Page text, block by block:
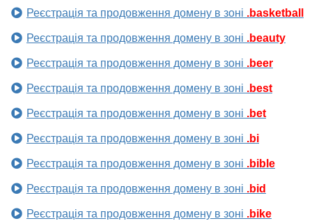
Реєстрація та продовження домену в зоні .basketball
Реєстрація та продовження домену в зоні .beauty
Реєстрація та продовження домену в зоні .beer
Реєстрація та продовження домену в зоні .best
Реєстрація та продовження домену в зоні .bet
Реєстрація та продовження домену в зоні .bi
Реєстрація та продовження домену в зоні .bible
Реєстрація та продовження домену в зоні .bid
Реєстрація та продовження домену в зоні .bike